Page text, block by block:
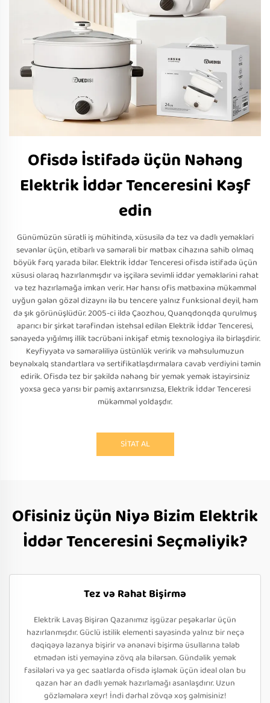
Ofisdə İstifadə üçün Nəhəng
Elektrik İddər Tenceresini Kəşf
edin
Günümüzün sürətli iş mühitində, xüsusilə də tez və dadlı yeməkləri
sevənlər üçün, etibarlı və səmərəli bir mətbəx cihazına sahib olmaq
böyük fərq yarada bilər. Elektrik İddər Tenceresi ofisdə istifadə üçün
xüsusi olaraq hazırlanmışdır və işçilərə sevimli iddər yeməklərini rahat
və tez hazırlamağa imkan verir. Hər hansı ofis mətbəxinə mükəmməl
uyğun gələn gözəl dizaynı ilə bu tencere yalnız funksional deyil, həm
də şık görünüşlüdür. 2005-ci ildə Çaozhou, Quanqdonqda qurulmuş
aparıcı bir şirkət tərəfindən istehsal edilən Elektrik İddər Tenceresi,
sənayedə yığılmış illik təcrübəni inkişaf etmiş texnologiya ilə birləşdirir.
Keyfiyyətə və səmərəliliyə üstünlük veririk və məhsulumuzun
beynəlxalq standartlara və sertifikatlaşdırmalara cavab verdiyini təmin
edirik. Ofisdə tez bir şəkildə nəhəng bir yemək yemək istəyirsiniz
yoxsa gecə yarısı bir pəmiş axtarırsınızsa, Elektrik İddər Tenceresi
mükəmməl yoldaşdır.
SİTAT AL
Ofisiniz üçün Niyə Bizim Elektrik
İddər Tenceresini Seçməliyik?
Tez və Rahat Bişirmə
Elektrik Lavaş Bişirən Qazanımız işgüzar peşəkarlar üçün
hazırlanmışdır. Güclü istilik elementi sayəsində yalnız bir neçə
dəqiqəyə lazanya bişirir və ənənəvi bişirmə üsullarına tələb
etmədən isti yeməyinə zövq ala bilərsən. Gündəlik yemək
fasilələri və ya gec saatlarda ofisdə işləmək üçün ideal olan bu
qazan hər an dadlı yemək hazırlamağı asanlaşdırır. Uzun
gözləmələrə xeyr! İndi dərhal zövqə xoş gəlmisiniz!